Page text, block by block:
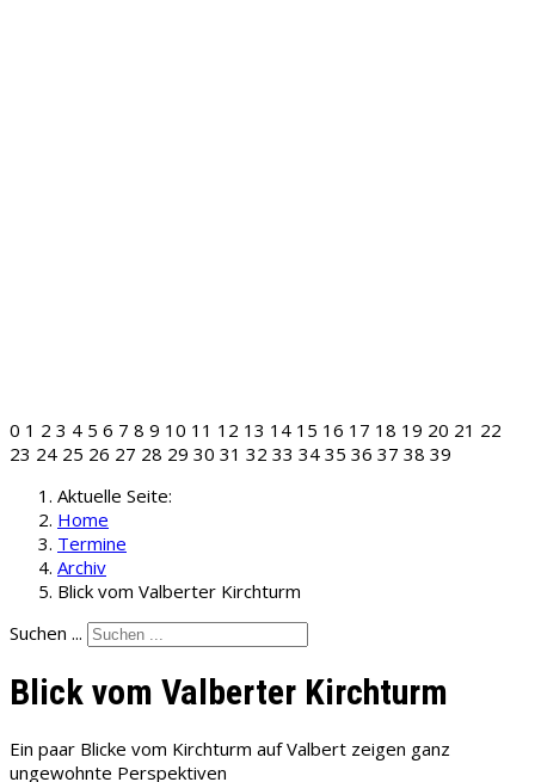
0 1 2 3 4 5 6 7 8 9 10 11 12 13 14 15 16 17 18 19 20 21 22
23 24 25 26 27 28 29 30 31 32 33 34 35 36 37 38 39
Aktuelle Seite:
Home
Termine
Archiv
Blick vom Valberter Kirchturm
Suchen ...
Blick vom Valberter Kirchturm
Ein paar Blicke vom Kirchturm auf Valbert zeigen ganz
ungewohnte Perspektiven